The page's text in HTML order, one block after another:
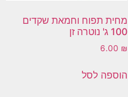
מחית תפוח וחמאת שקדים
100 ג' נוטרה זן
6.00 ₪
הוספה לסל